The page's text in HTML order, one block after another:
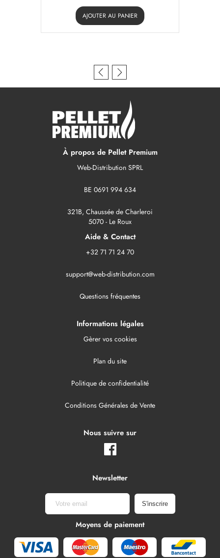
AJOUTER AU PANIER
À propos de Pellet Premium
Web-Distribution SPRL
BE 0691 994 634
321B, Chaussée de Charleroi
5070 - Le Roux
Aide & Contact
+32 71 71 24 70
support@web-distribution.com
Questions fréquentes
Informations légales
Gèrer vos cookies
Plan du site
Politique de confidentialité
Conditions Générales de Vente
Nous suivre sur
Newsletter
Moyens de paiement